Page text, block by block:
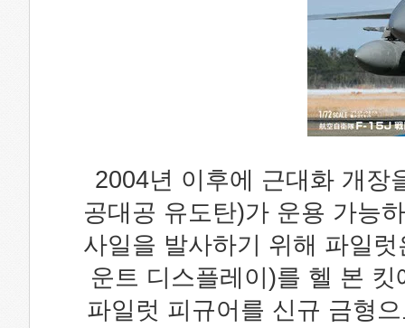
2004년 이후에 근대화 개장
공대공 유도탄)가 운용 가능
사일을 발사하기 위해 파일
운트 디스플레이)를 헬 본
파일럿 피규어를 신규 금형